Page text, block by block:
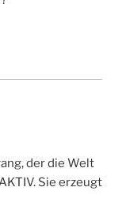
der die Welt
Sie erzeugt